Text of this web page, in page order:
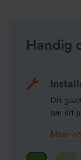
Handig
Dit
om dit
Meer